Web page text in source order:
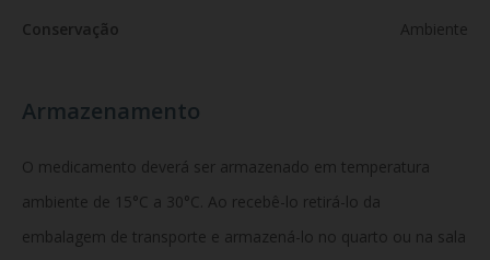
Conservação Ambiente
Armazenamento
O medicamento deverá ser armazenado em temperatura
ambiente de 15°C a 30°C. Ao recebê-lo retirá-lo da
embalagem de transporte e armazená-lo no quarto ou na sala